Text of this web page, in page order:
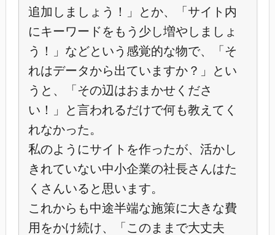
追加しましょう！」とか、「サイト内
にキーワードをもう少し増やしましょ
う！」などという感覚的な物で、「そ
れはデータから出ていますか？」とい
うと、「その辺はおまかせくださ
い！」と言われるだけで何も教えてく
れなかった。
私のようにサイトを作ったが、活かし
きれていない中小企業の社長さんはた
くさんいると思います。
これからも中途半端な施策に大きな費
用をかけ続け、「このままで大丈夫